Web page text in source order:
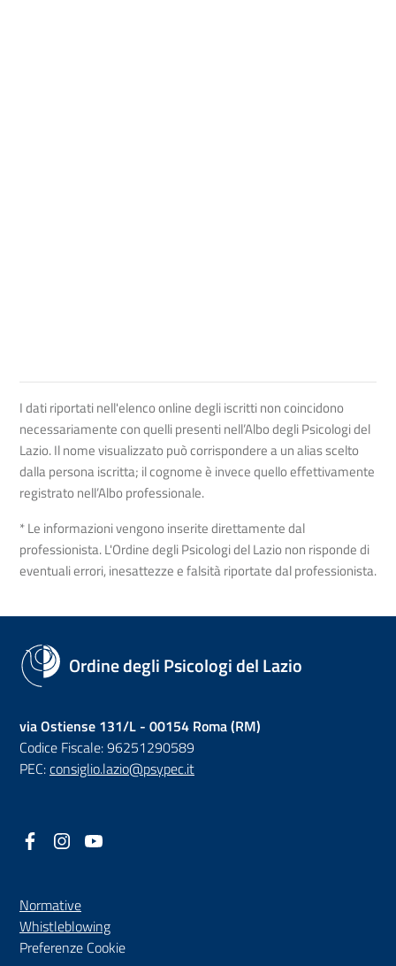
I dati riportati nell'elenco online degli iscritti non coincidono
necessariamente con quelli presenti nell’Albo degli Psicologi del
Lazio. Il nome visualizzato può corrispondere a un alias scelto
dalla persona iscritta; il cognome è invece quello effettivamente
registrato nell’Albo professionale.
* Le informazioni vengono inserite direttamente dal
professionista. L'Ordine degli Psicologi del Lazio non risponde di
eventuali errori, inesattezze e falsità riportate dal professionista.
Ordine degli Psicologi del Lazio
via Ostiense 131/L - 00154 Roma (RM)
Codice Fiscale: 96251290589
PEC:consiglio.lazio@psypec.it
Facebook
(nuova scheda - new tab)
Instagram
(nuova scheda - new tab)
Normative
Whistleblowing(nuova scheda - new tab)
Preferenze Cookie